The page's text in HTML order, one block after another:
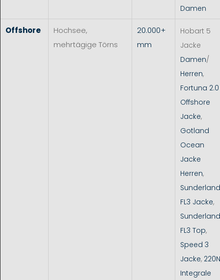
Damen
Offshore
Hochsee,
mehrtägige Törns
20.000+
mm
Hobart 5
Jacke
Damen/
Herren,
Fortuna 2.0
Offshore
Jacke,
Gotland
Ocean
Jacke
Herren,
Sunderland
FL3 Jacke,
Sunderland
FL3 Top,
Speed 3
Jacke, 220N
Integrale